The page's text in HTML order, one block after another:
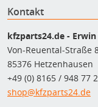
Kontakt
kfzparts24.de -
Von-Reuental-Straße
85376 Hetzenhausen
+49 (0) 8165 / 948 77
shop@kfzparts24.de